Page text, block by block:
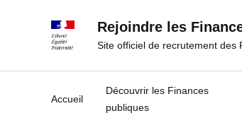
Rejoindre les
Site officiel de recrutement des
Accueil
Découvrir les Finances
publiques